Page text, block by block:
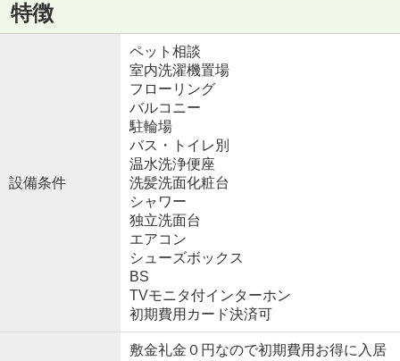
特徴
設備条件
ペット相談
室内洗濯機置場
フローリング
バルコニー
駐輪場
バス・トイレ別
温水洗浄便座
洗髪洗面化粧台
シャワー
独立洗面台
エアコン
シューズボックス
BS
TVモニタ付インターホン
初期費用カード決済可
敷金礼金０円なので初期費用お得に入居